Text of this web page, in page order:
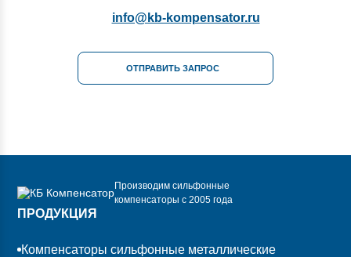
info@kb-kompensator.ru
ОТПРАВИТЬ ЗАПРОС
Производим сильфонные
компенсаторы с 2005 года
ПРОДУКЦИЯ
Компенсаторы сильфонные металлические